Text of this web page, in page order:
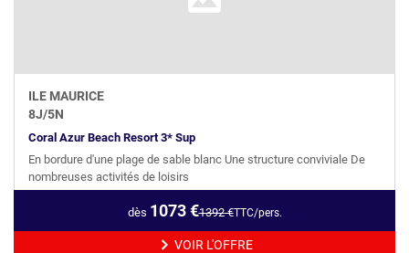
ILE MAURICE
8J/5N
Coral Azur Beach Resort 3* Sup
En bordure d'une plage de sable blanc Une structure conviviale De
nombreuses activités de loisirs
dès 1073€1392€TTC/pers.
VOIR L'OFFRE